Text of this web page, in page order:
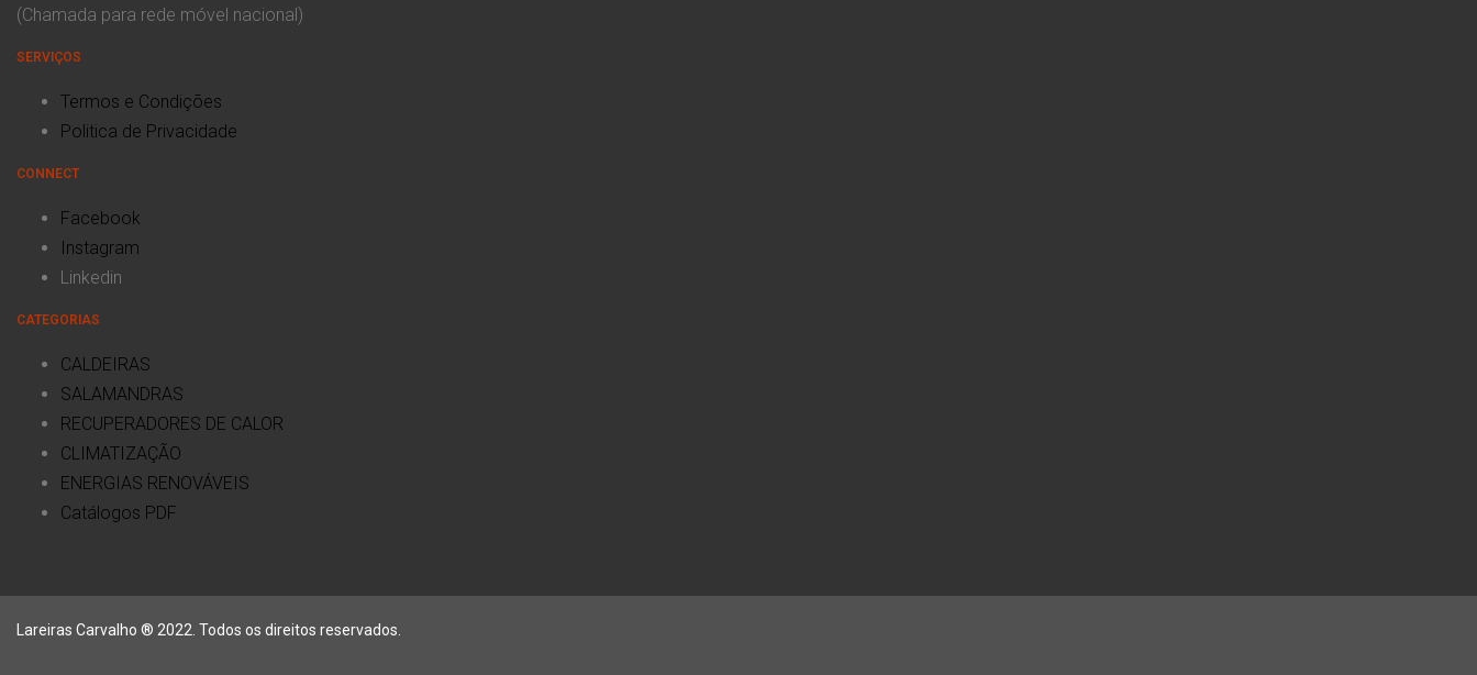
(Chamada para rede móvel nacional)
SERVIÇOS
Termos e Condições
Politica de Privacidade
CONNECT
Facebook
Instagram
Linkedin
CATEGORIAS
CALDEIRAS
SALAMANDRAS
RECUPERADORES DE CALOR
CLIMATIZAÇÃO
ENERGIAS RENOVÁVEIS
Catálogos PDF
Lareiras Carvalho ® 2022. Todos os direitos reservados.